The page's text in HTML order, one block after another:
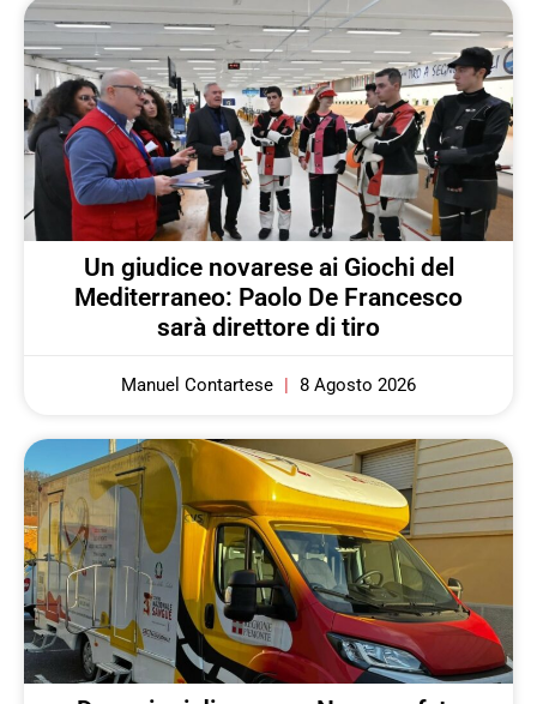
Un giudice novarese ai Giochi del
Mediterraneo: Paolo De Francesco
sarà direttore di tiro
Manuel Contartese 8 Agosto 2026